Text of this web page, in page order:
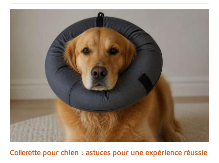
Collerette pour chien : astuces pour une expérience réussie